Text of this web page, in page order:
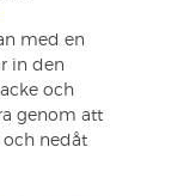
med en
in den
och
genom att
och nedåt